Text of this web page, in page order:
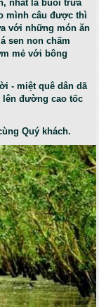
nhất là buổi trưa
mình câu được thì
với những món ăn
sen non chấm
mẻ với bông
- miệt quê dân dã
lên đường cao tốc
Quý khách.